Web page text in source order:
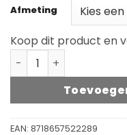
Afmeting
Koop dit product en
Scratch no More
EAN: 8718657522289